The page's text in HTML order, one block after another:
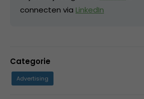
connecten via LinkedIn
Categorie
Advertising